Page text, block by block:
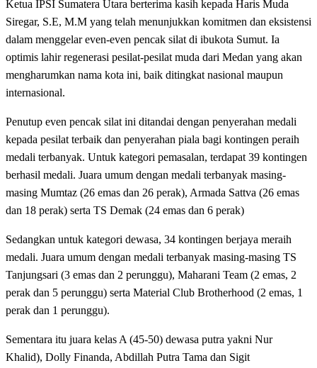
Ketua IPSI Sumatera Utara berterima kasih kepada Haris Muda
Siregar, S.E, M.M yang telah menunjukkan komitmen dan eksistensi
dalam menggelar even-even pencak silat di ibukota Sumut. Ia
optimis lahir regenerasi pesilat-pesilat muda dari Medan yang akan
mengharumkan nama kota ini, baik ditingkat nasional maupun
internasional.
Penutup even pencak silat ini ditandai dengan penyerahan medali
kepada pesilat terbaik dan penyerahan piala bagi kontingen peraih
medali terbanyak. Untuk kategori pemasalan, terdapat 39 kontingen
berhasil medali. Juara umum dengan medali terbanyak masing-
masing Mumtaz (26 emas dan 26 perak), Armada Sattva (26 emas
dan 18 perak) serta TS Demak (24 emas dan 6 perak)
Sedangkan untuk kategori dewasa, 34 kontingen berjaya meraih
medali. Juara umum dengan medali terbanyak masing-masing TS
Tanjungsari (3 emas dan 2 perunggu), Maharani Team (2 emas, 2
perak dan 5 perunggu) serta Material Club Brotherhood (2 emas, 1
perak dan 1 perunggu).
Sementara itu juara kelas A (45-50) dewasa putra yakni Nur
Khalid), Dolly Finanda, Abdillah Putra Tama dan Sigit